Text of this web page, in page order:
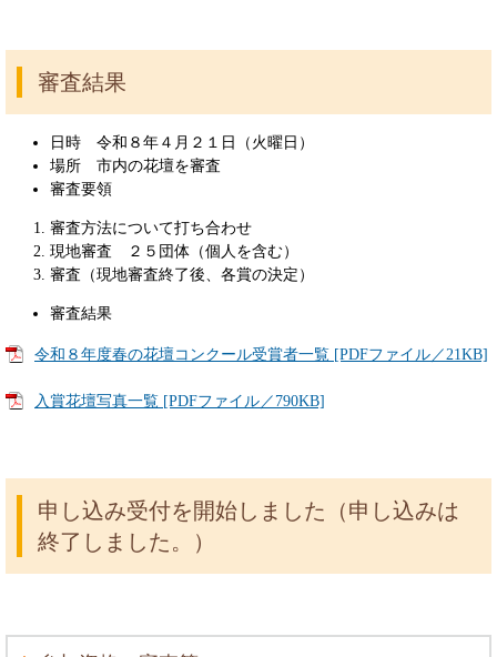
審査結果
日時 令和８年４月２１日（火曜日）
場所 市内の花壇を審査
審査要領
審査方法について打ち合わせ
現地審査 ２５団体（個人を含む）
審査（現地審査終了後、各賞の決定）
審査結果
令和８年度春の花壇コンクール受賞者一覧 [PDFファイル／21KB]
入賞花壇写真一覧 [PDFファイル／790KB]
申し込み受付を開始しました（申し込みは
終了しました。）